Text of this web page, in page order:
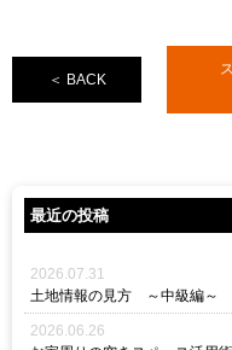
＜ BACK
最近の投稿
2026.07.31
土地情報の見方 ～中級編～
2026.06.26